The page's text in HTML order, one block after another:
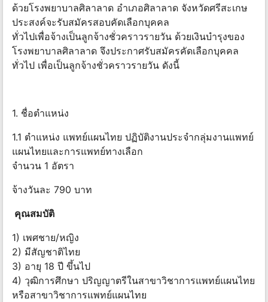
ด้วยโรงพยาบาลศิลาลาด อำเภอศิลาลาด จังหวัดศรีสะเกษ
ประสงค์จะรับสมัครสอบคัดเลือกบุคคล
ทั่วไปเพื่อจ้างเป็นลูกจ้างชั่วคราวรายวัน ด้วยเงินบำรุงของ
โรงพยาบาลศิลาลาด จึงประกาศรับสมัครคัดเลือกบุคคล
ทั่วไป เพื่อเป็นลูกจ้างชั่วคราวรายวัน ดังนี้
1. ชื่อตำแหน่ง
1.1 ตำแหน่ง แพทย์แผนไทย ปฏิบัติงานประจำกลุ่มงานแพทย์
แผนไทยและการแพทย์ทางเลือก
จำนวน 1 อัตรา
จ้างวันละ 790 บาท
คุณสมบัติ
1) เพศชาย/หญิง
2) มีสัญชาติไทย
3) อายุ 18 ปี ขึ้นไป
4) วุฒิการศึกษา ปริญญาตรีในสาขาวิชาการแพทย์แผนไทย
หรือสาขาวิชาการแพทย์แผนไทย